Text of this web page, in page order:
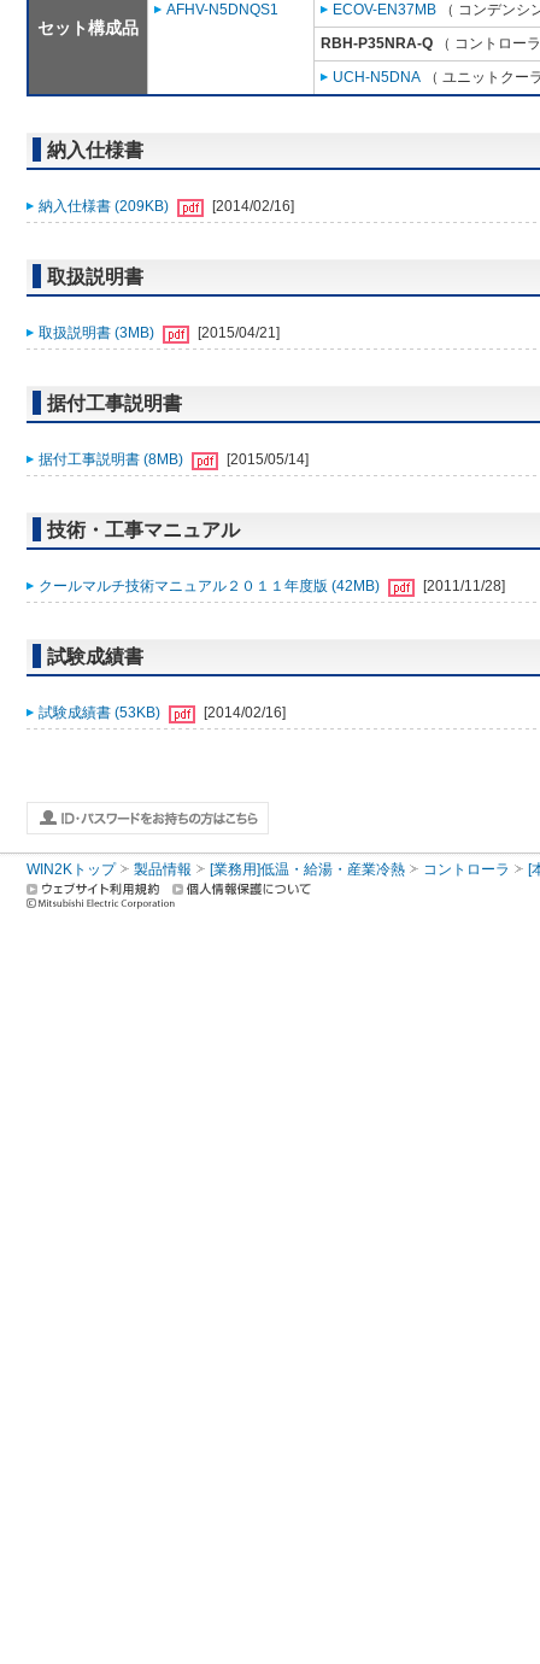
セット構成品
AFHV-N5DNQS1
ECOV-EN37MB （ コンデンシ
RBH-P35NRA-Q （ コントロー
UCH-N5DNA （ ユニットクー
納入仕様書
納入仕様書 (209KB) [2014/02/16]
取扱説明書
取扱説明書 (3MB) [2015/04/21]
据付工事説明書
据付工事説明書 (8MB) [2015/05/14]
技術・工事マニュアル
クールマルチ技術マニュアル２０１１年度版 (42MB) [2011/11/28]
試験成績書
試験成績書 (53KB) [2014/02/16]
WIN2Kトップ 製品情報 [業務用]低温・給湯・産業冷熱 コントローラ [